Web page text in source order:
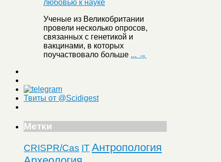
Ученые из Великобритании
провели несколько опросов,
связанных с генетикой и
вакцинами, в которых
поучаствовало больше ... →
Твиты от @Scidigest
Метки
CRISPR/Cas ITАнтропология